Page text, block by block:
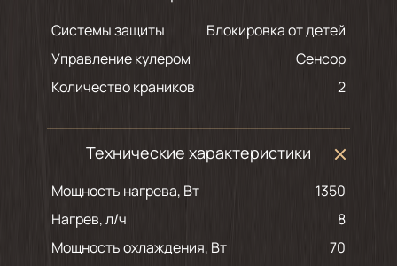
Системы защиты
Блокировка от детей
Управление кулером
Сенсор
Количество краников
2
Технические характеристики
Мощность нагрева, Вт
1350
Нагрев, л/ч
8
Мощность охлаждения, Вт
70